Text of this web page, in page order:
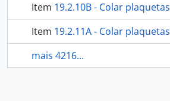
Item 19.2.10B - Colar plaquetas retangulares de madrepérola
Item 19.2.11A - Colar plaquetas retangulares de madrepérola
mais 4216...